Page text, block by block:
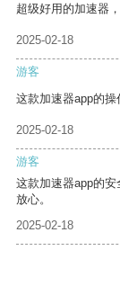
超级好用的加速器
2025-02-18
游客
这款加速器app的操
2025-02-18
游客
这款加速器app的
放心。
2025-02-18